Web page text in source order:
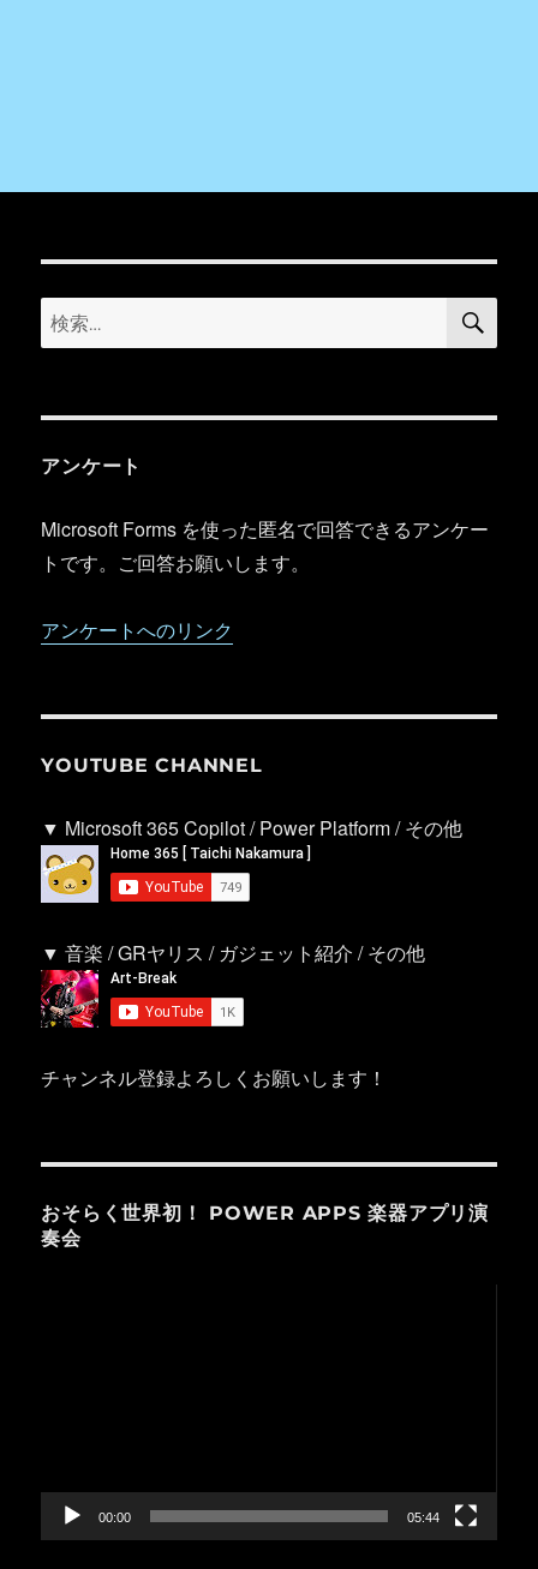
検
索:
検
アンケート
Microsoft Forms を使った匿名で回答できるアンケー
トです。ご回答お願いします。
アンケートへのリンク
YOUTUBE CHANNEL
▼ Microsoft 365 Copilot / Power Platform / その他
▼ 音楽 / GRヤリス / ガジェット紹介 / その他
チャンネル登録よろしくお願いします！
おそらく世界初！ POWER APPS 楽器アプリ演
奏会
ー
00:00 05:44